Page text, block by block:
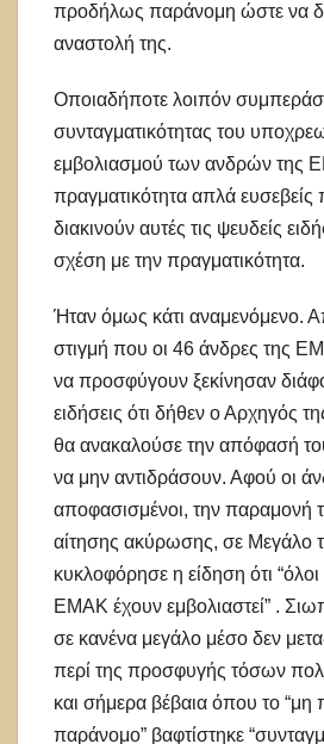
προδήλως παράνομη ώστε να
αναστολή της.
Οποιαδήποτε λοιπόν
συνταγματικότητας του
εμβολιασμού των ανδρών της
πραγματικότητα απλά
διακινούν αυτές τις ψευδείς
σχέση με την πραγματικότητα.
Ήταν όμως κάτι αναμενόμενο.
στιγμή που οι 46 άνδρες της
να προσφύγουν ξεκίνησαν
ειδήσεις ότι δήθεν ο Αρχηγός
θα ανακαλούσε την απόφασή
να μην αντιδράσουν. Αφού οι
αποφασισμένοι, την παραμονή
αίτησης ακύρωσης, σε Μεγάλο
κυκλοφόρησε η είδηση ότι “όλοι
ΕΜΑΚ έχουν εμβολιαστεί” .
σε κανένα μεγάλο μέσο δεν
περί της προσφυγής τόσων
και σήμερα βέβαια όπου το
παράνομο” βαφτίστηκε